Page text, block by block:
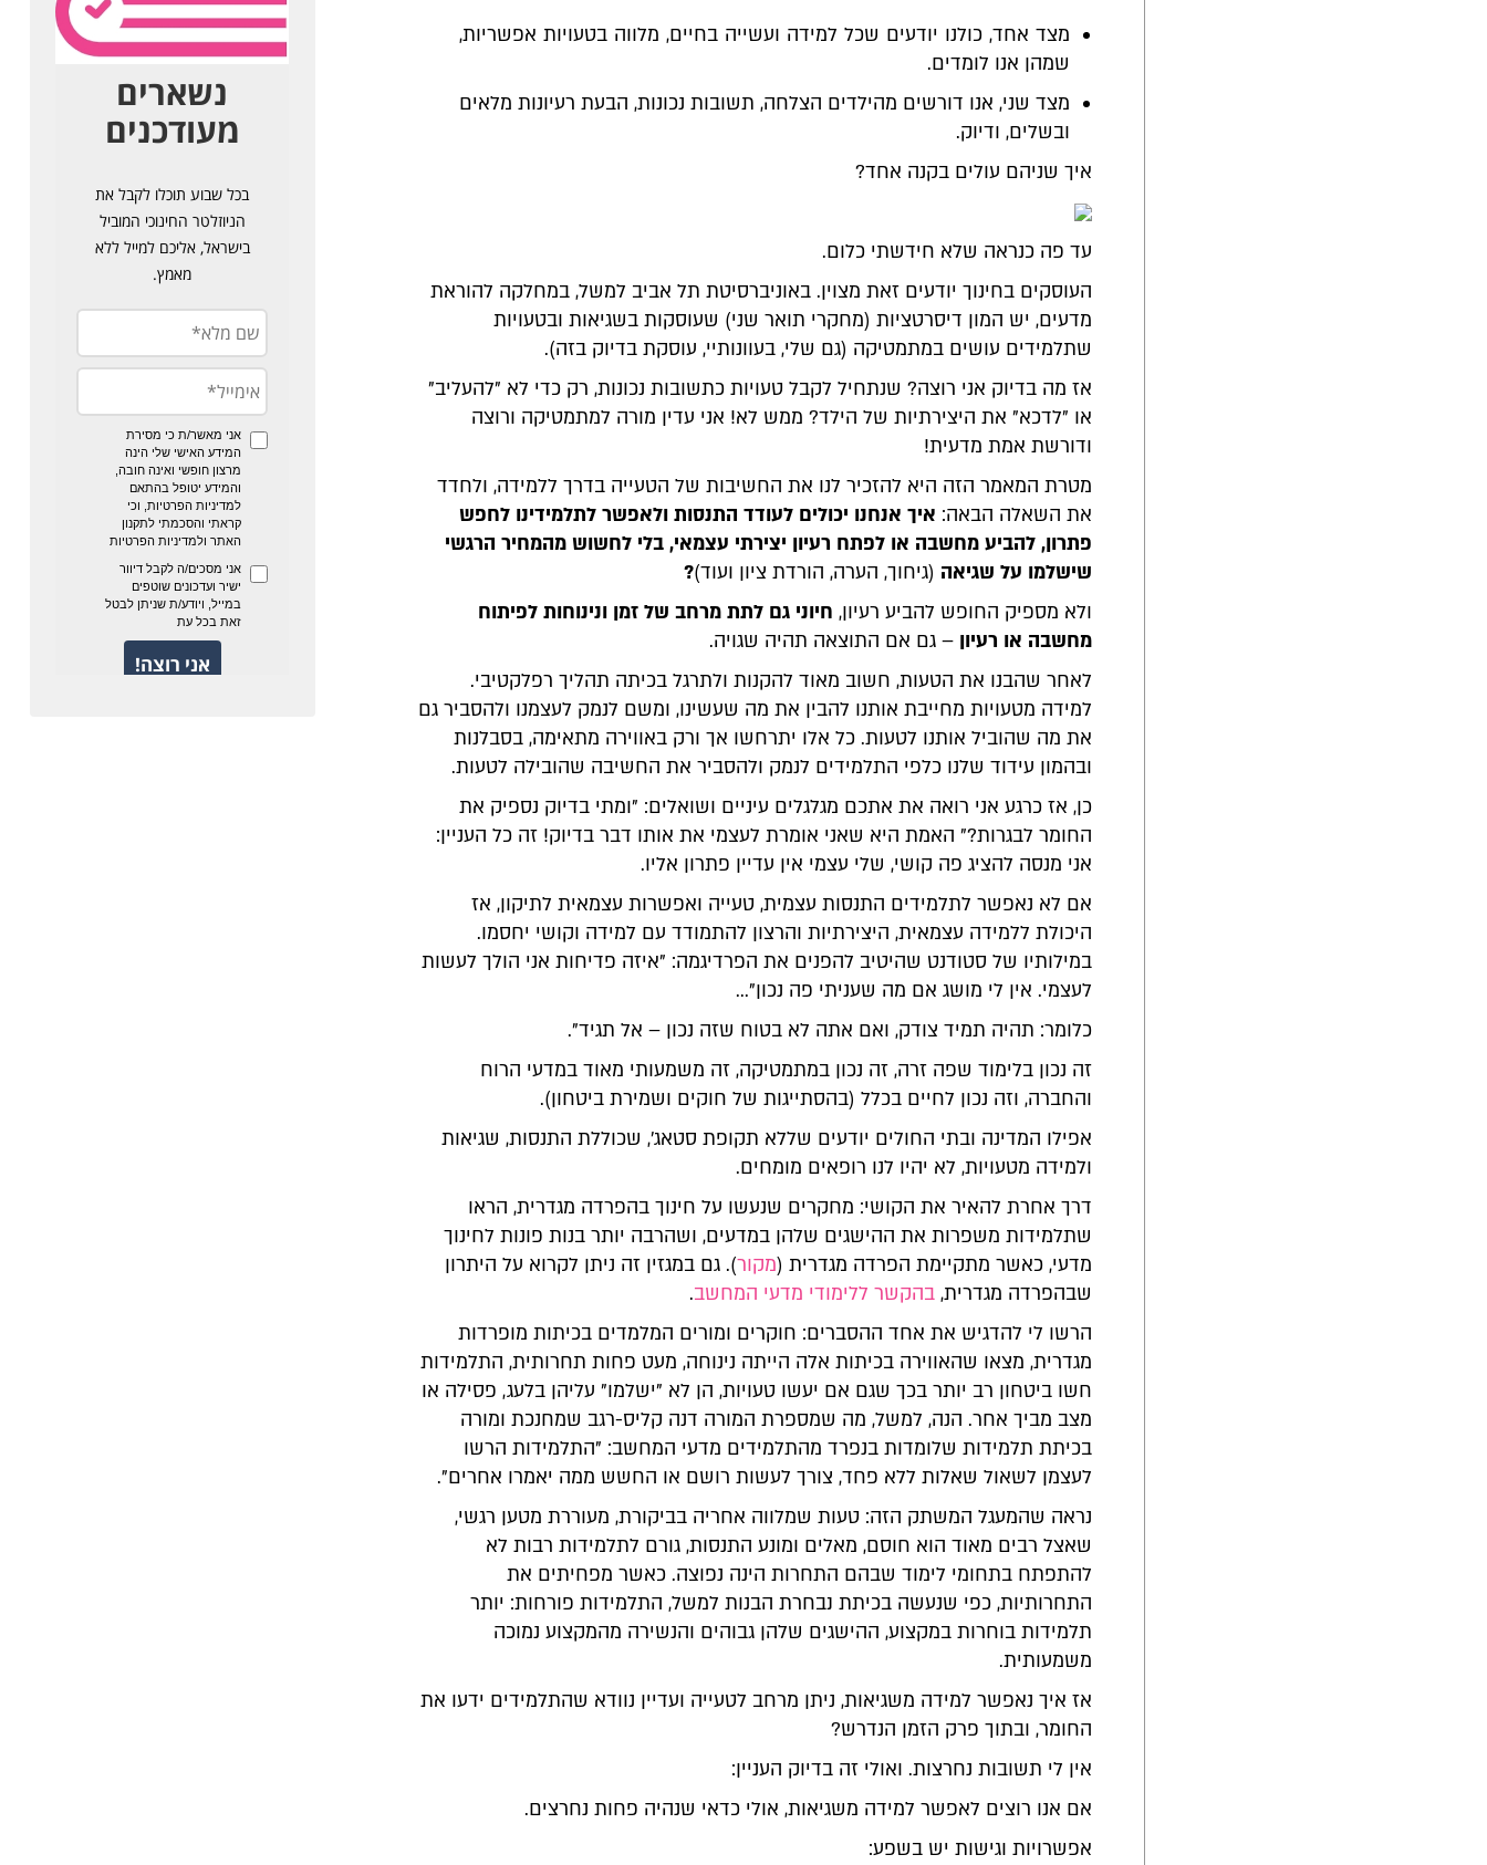
מצד אחד, כולנו יודעים שכל למידה ועשייה בחיים, מלווה בטעויות אפשריות,
שמהן אנו לומדים.
מצד שני, אנו דורשים מהילדים הצלחה, תשובות נכונות, הבעת רעיונות מלאים
ובשלים, ודיוק.
איך שניהם עולים בקנה אחד?
עד פה כנראה שלא חידשתי כלום.
העוסקים בחינוך יודעים זאת מצוין. באוניברסיטת תל אביב למשל, במחלקה להוראת
מדעים, יש המון דיסרטציות (מחקרי תואר שני) שעוסקות בשגיאות ובטעויות
שתלמידים עושים במתמטיקה (גם שלי, בעוונותיי, עוסקת בדיוק בזה).
אז מה בדיוק אני רוצה? שנתחיל לקבל טעויות כתשובות נכונות, רק כדי לא "להעליב"
או "לדכא" את היצירתיות של הילד? ממש לא! אני עדין מורה למתמטיקה ורוצה
ודורשת אמת מדעית!
מטרת המאמר הזה היא להזכיר לנו את החשיבות של הטעייה בדרך ללמידה, ולחדד
את השאלה הבאה: איך אנחנו יכולים לעודד התנסות ולאפשר לתלמידינו לחפש
פתרון, להביע מחשבה או לפתח רעיון יצירתי עצמאי, בלי לחשוש מהמחיר הרגשי
שישלמו על שגיאה (גיחוך, הערה, הורדת ציון ועוד)?
ולא מספיק החופש להביע רעיון,חיוני גם לתת מרחב של זמן ונינוחות לפיתוח
מחשבה או רעיון – גם אם התוצאה תהיה שגויה.
לאחר שהבנו את הטעות, חשוב מאוד להקנות ולתרגל בכיתה תהליך רפלקטיבי.
למידה מטעויות מחייבת אותנו להבין את מה שעשינו, ומשם לנמק לעצמנו ולהסביר גם
את מה שהוביל אותנו לטעות. כל אלו יתרחשו אך ורק באווירה מתאימה, בסבלנות
ובהמון עידוד שלנו כלפי התלמידים לנמק ולהסביר את החשיבה שהובילה לטעות.
כן, אז כרגע אני רואה את אתכם מגלגלים עיניים ושואלים: "ומתי בדיוק נספיק את
החומר לבגרות?" האמת היא שאני אומרת לעצמי את אותו דבר בדיוק! זה כל העניין:
אני מנסה להציג פה קושי, שלי עצמי אין עדיין פתרון אליו.
אם לא נאפשר לתלמידים התנסות עצמית, טעייה ואפשרות עצמאית לתיקון, אז
היכולת ללמידה עצמאית, היצירתיות והרצון להתמודד עם למידה וקושי יחסמו.
במילותיו של סטודנט שהיטיב להפנים את הפרדיגמה: "איזה פדיחות אני הולך לעשות
לעצמי. אין לי מושג אם מה שעניתי פה נכון"...
כלומר: תהיה תמיד צודק, ואם אתה לא בטוח שזה נכון – אל תגיד".
זה נכון בלימוד שפה זרה, זה נכון במתמטיקה, זה משמעותי מאוד במדעי הרוח
והחברה, וזה נכון לחיים בכלל (בהסתייגות של חוקים ושמירת ביטחון).
אפילו המדינה ובתי החולים יודעים שללא תקופת סטאג', שכוללת התנסות, שגיאות
ולמידה מטעויות, לא יהיו לנו רופאים מומחים.
דרך אחרת להאיר את הקושי: מחקרים שנעשו על חינוך בהפרדה מגדרית, הראו
שתלמידות משפרות את ההישגים שלהן במדעים, ושהרבה יותר בנות פונות לחינוך
מדעי, כאשר מתקיימת הפרדה מגדרית (מקור). גם במגזין זה ניתן לקרוא על היתרון
שבהפרדה מגדרית, בהקשר ללימודי מדעי המחשב.
הרשו לי להדגיש את אחד ההסברים: חוקרים ומורים המלמדים בכיתות מופרדות
מגדרית, מצאו שהאווירה בכיתות אלה הייתה נינוחה, מעט פחות תחרותית, התלמידות
חשו ביטחון רב יותר בכך שגם אם יעשו טעויות, הן לא "ישלמו" עליהן בלעג, פסילה או
מצב מביך אחר. הנה, למשל, מה שמספרת המורה דנה קליס-רגב שמחנכת ומורה
בכיתת תלמידות שלומדות בנפרד מהתלמידים מדעי המחשב: "התלמידות הרשו
לעצמן לשאול שאלות ללא פחד, צורך לעשות רושם או החשש ממה יאמרו אחרים".
נראה שהמעגל המשתק הזה: טעות שמלווה אחריה בביקורת, מעוררת מטען רגשי,
שאצל רבים מאוד הוא חוסם, מאלים ומונע התנסות, גורם לתלמידות רבות לא
להתפתח בתחומי לימוד שבהם התחרות הינה נפוצה. כאשר מפחיתים את
התחרותיות, כפי שנעשה בכיתת נבחרת הבנות למשל, התלמידות פורחות: יותר
תלמידות בוחרות במקצוע, ההישגים שלהן גבוהים והנשירה מהמקצוע נמוכה
משמעותית.
אז איך נאפשר למידה משגיאות, ניתן מרחב לטעייה ועדיין נוודא שהתלמידים ידעו את
החומר, ובתוך פרק הזמן הנדרש?
אין לי תשובות נחרצות. ואולי זה בדיוק העניין:
אם אנו רוצים לאפשר למידה משגיאות, אולי כדאי שנהיה פחות נחרצים.
אפשרויות וגישות יש בשפע: